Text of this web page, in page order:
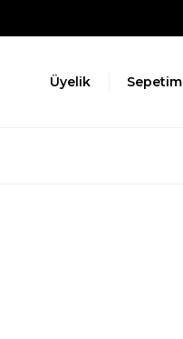
Üyelik Sepetim